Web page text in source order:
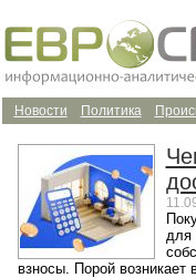
Политика
Новости
для
взносы. Порой возникает